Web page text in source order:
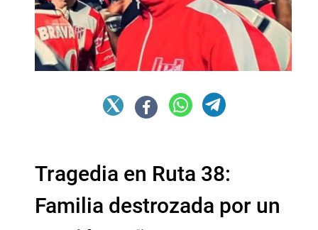
Tragedia en Ruta 38:
Familia destrozada por un